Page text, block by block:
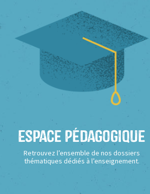
Espace Pédagogique
Retrouvez l’ensemble de nos dossiers
thématiques dédiés à l’enseignement.